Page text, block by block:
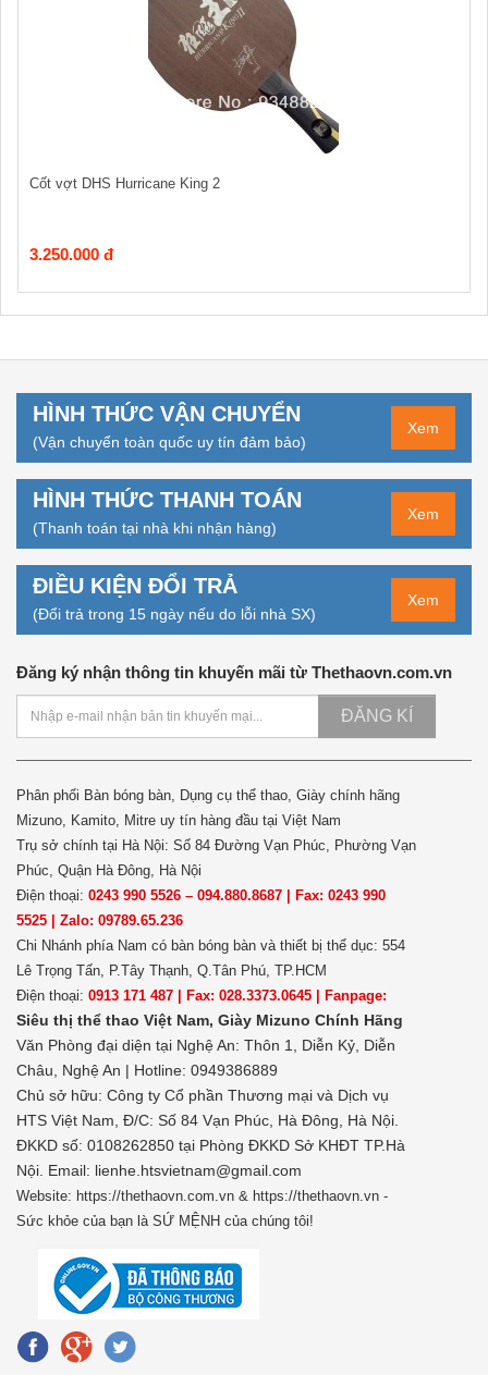
Cốt vợt DHS Hurricane King 2
3.250.000 đ
HÌNH THỨC VẬN CHUYỂN
(Vận chuyển toàn quốc uy tín đảm bảo)
Xem
HÌNH THỨC THANH TOÁN
(Thanh toán tại nhà khi nhận hàng)
Xem
ĐIỀU KIỆN ĐỔI TRẢ
(Đổi trả trong 15 ngày nếu do lỗi nhà SX)
Xem
Đăng ký nhận thông tin khuyến mãi từ Thethaovn.com.vn
ĐĂNG KÍ
Phân phối Bàn bóng bàn, Dụng cụ thể thao, Giày chính hãng
Mizuno, Kamito, Mitre uy tín hàng đầu tại Việt Nam
Trụ sở chính tại Hà Nội: Số 84 Đường Vạn Phúc, Phường Vạn
Phúc, Quận Hà Đông, Hà Nội
Điện thoại: 0243 990 5526 – 094.880.8687 | Fax: 0243 990
5525 | Zalo: 09789.65.236
Chi Nhánh phía Nam có bàn bóng bàn và thiết bị thể dục: 554
Lê Trọng Tấn, P.Tây Thạnh, Q.Tân Phú, TP.HCM
Điện thoại: 0913 171 487 | Fax: 028.3373.0645 | Fanpage:
Siêu thị thể thao Việt Nam, Giày Mizuno Chính Hãng
Văn Phòng đại diện tại Nghệ An: Thôn 1, Diễn Kỷ, Diễn
Châu, Nghệ An | Hotline: 0949386889
Chủ sở hữu: Công ty Cổ phần Thương mại và Dịch vụ
HTS Việt Nam, Đ/C: Số 84 Vạn Phúc, Hà Đông, Hà Nội.
ĐKKD số: 0108262850 tại Phòng ĐKKD Sở KHĐT TP.Hà
Nội. Email: lienhe.htsvietnam@gmail.com
Website: https://thethaovn.com.vn & https://thethaovn.vn -
Sức khỏe của bạn là SỨ MỆNH của chúng tôi!